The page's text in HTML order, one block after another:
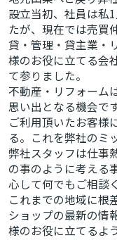
設立当初、社員は私
たが、現在では売買
貸・管理・貸主業・
様のお役に立てる会
て参りました。
不動産・リフォーム
思い出となる機会です
ご利用頂いたお客様
る。これを弊社のミ
弊社スタッフは仕事
の事のように考える
心して何でもご相談
これまでの地域に根
ショップの最新の情
様のお役に立てるよ